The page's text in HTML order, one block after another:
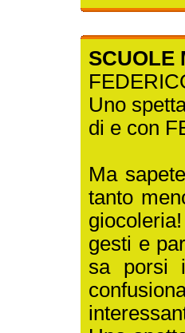
SCUOLE
Uno
di e con
Ma
tanto
gesti e
sa porsi